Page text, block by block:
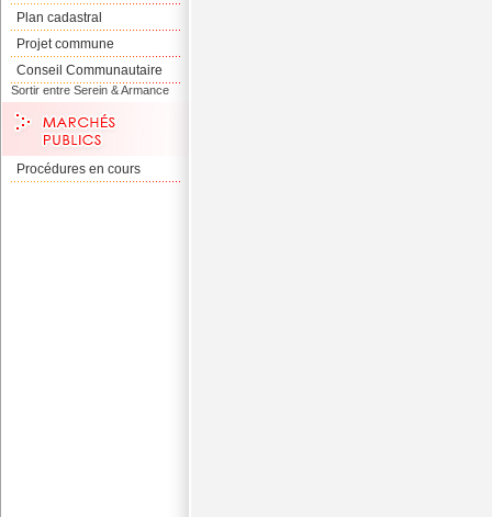
Plan cadastral
Projet commune
Conseil Communautaire
Sortir entre Serein & Armance
Procédures en cours